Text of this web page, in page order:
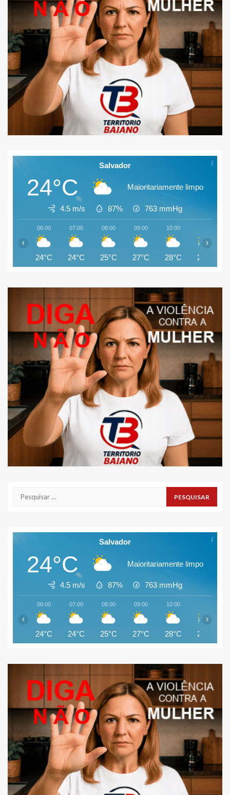
Salvador
24°C Maioritariamente limpo
4.5 m/s 87% 763 mmHg
06:00
24°C
07:00
24°C
08:00
25°C
09:00
27°C
10:00
28°C 28°C
‹ ›
Pesquisar
Salvador
24°C Maioritariamente limpo
4.5 m/s 87% 763 mmHg
06:00
24°C
07:00
24°C
08:00
25°C
09:00
27°C
10:00
28°C 28°C
‹ ›